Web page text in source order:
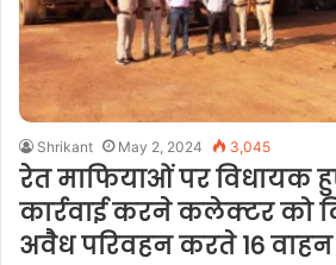
Shrikant May 2, 2024 3,045
रेत माफियाओं पर विधायक
कार्रवाई करने कलेक्टर को
अवैध परिवहन करते 16